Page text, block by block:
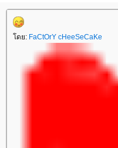
ดย: FaCtOrY cHeeSeCaKe